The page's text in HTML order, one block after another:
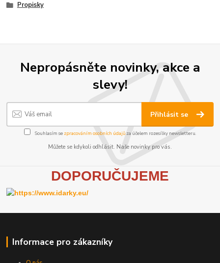
Propisky
Nepropásněte novinky, akce a
slevy!
Přihlásit se
Souhlasím se zpracováním osobních údajůza účelem rozesílky newsletteru.
Můžete se kdykoli odhlásit. Naše novinky pro vás.
DOPORUČUJEME
Informace pro zákazníky